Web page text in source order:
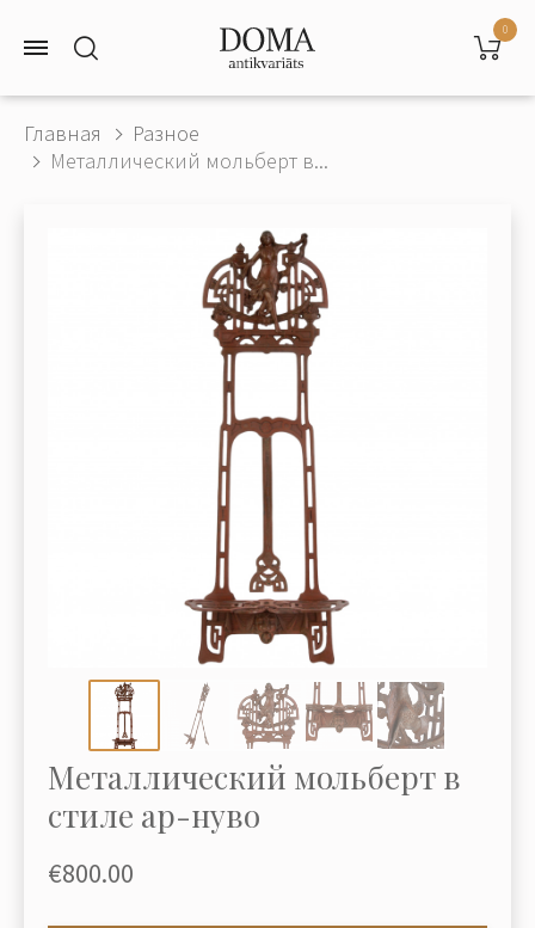
0
Главная
Разное
Металлический мольберт в...
Металлический мольберт в
стиле ар-нуво
€800.00